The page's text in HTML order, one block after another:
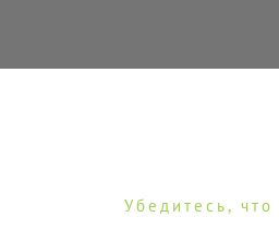
Убедитесь,